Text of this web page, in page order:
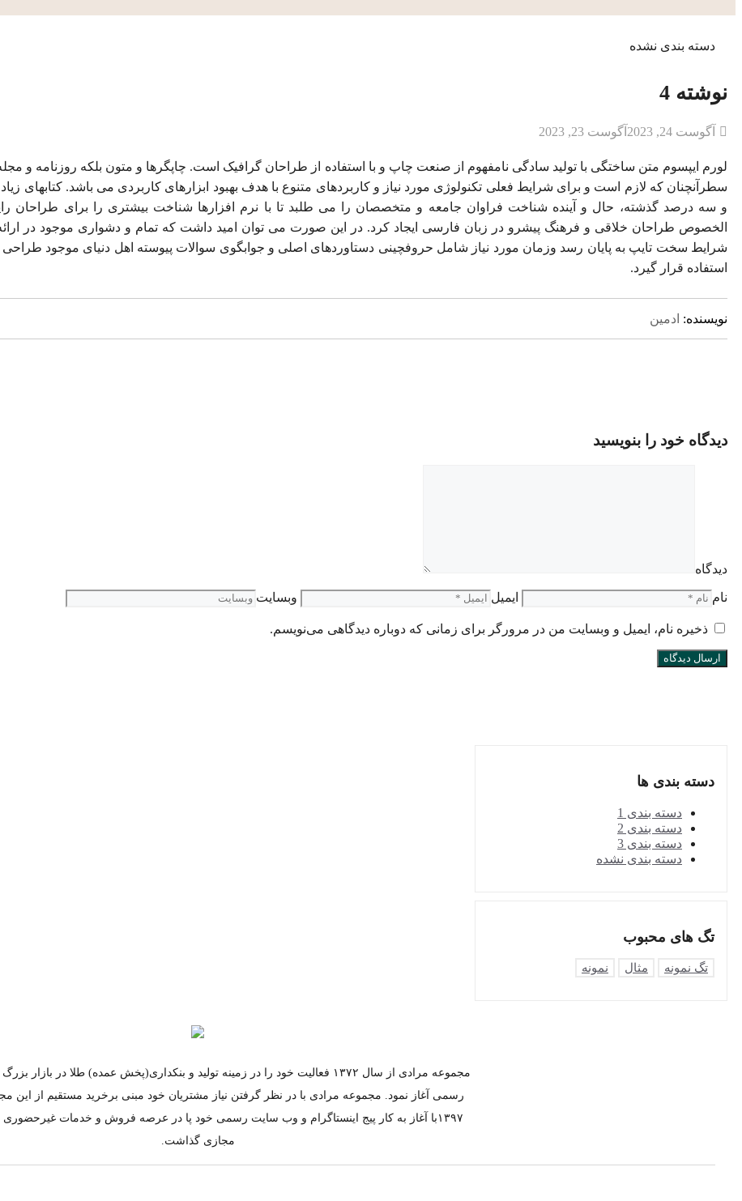
دسته بندی نشده
نوشته 4
آگوست 24, 2023 آگوست 23, 2023
لورم ایپسوم متن ساختگی با تولید سادگی نامفهوم از صنعت چاپ و با استفاده از طراحان گرافیک است. چاپگرها و متون بلکه روزنامه و
سطرآنچنان که لازم است و برای شرایط فعلی تکنولوژی مورد نیاز و کاربردهای متنوع با هدف بهبود ابزارهای کاربردی می باشد. کتابهای
و سه درصد گذشته، حال و آینده شناخت فراوان جامعه و متخصصان را می طلبد تا با نرم افزارها شناخت بیشتری را برای طراحان
الخصوص طراحان خلاقی و فرهنگ پیشرو در زبان فارسی ایجاد کرد. در این صورت می توان امید داشت که تمام و دشواری موجود در ارائه
شرایط سخت تایپ به پایان رسد وزمان مورد نیاز شامل حروفچینی دستاوردهای اصلی و جوابگوی سوالات پیوسته اهل دنیای موجود طراحی
استفاده قرار گیرد.
نویسنده: ادمین
دیدگاه خود را بنویسید
دیدگاه
نام ایمیل وبسایت
ذخیره نام، ایمیل و وبسایت من در مرورگر برای زمانی که دوباره دیدگاهی می‌نویسم.
دسته بندی ها
دسته بندی 1
دسته بندی 2
دسته بندی 3
دسته بندی نشده
تگ های محبوب
تگ نمونه مثال نمونه
مجموعه مرادی از سال ۱۳۷۲ فعالیت خود را در زمینه تولید و بنکداری(پخش عمده) طلا در
رسمی آغاز نمود. مجموعه مرادی با در نظر گرفتن نیاز مشتریان خود مبنی برخرید مستقیم از این
۱۳۹۷با آغاز به کار پیج اینستاگرام و وب سایت رسمی خود پا در عرصه فروش و خدمات غیرحضوری
مجازی گذاشت.